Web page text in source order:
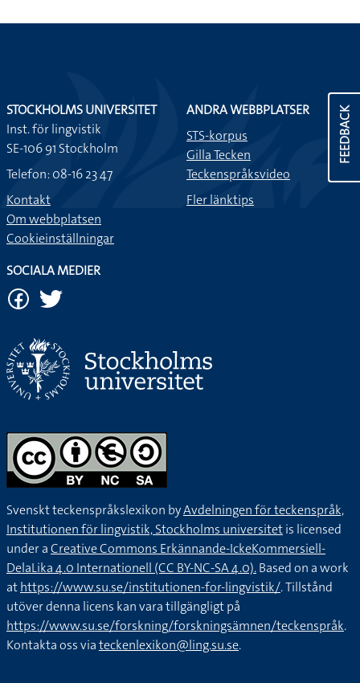
FEEDBACK
STOCKHOLMS UNIVERSITET
Inst. för lingvistik
SE-106 91 Stockholm
Telefon: 08-16 23 47
Kontakt
Om webbplatsen
Cookieinställningar
ANDRA WEBBPLATSER
STS-korpus
Gilla Tecken
Teckenspråksvideo
Fler länktips
SOCIALA MEDIER
Svenskt teckenspråkslexikon byAvdelningen för teckenspråk,
Institutionen för lingvistik, Stockholms universitetis licensed
under aCreative Commons Erkännande-IckeKommersiell-
DelaLika 4.0 Internationell (CC BY-NC-SA 4.0).Based on a work
athttps://www.su.se/institutionen-for-lingvistik/. Tillstånd
utöver denna licens kan vara tillgängligt på
https://www.su.se/forskning/forskningsämnen/teckenspråk.
Kontakta oss viateckenlexikon@ling.su.se.